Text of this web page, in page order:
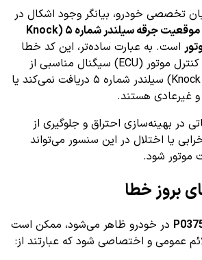
تخصصی خودرو، بیانگر وجود اشکال در
سیستم تشخیص موقعیت جرقه سیلندر شماره ۵ (Knock
است. به عبارت ساده‌تر، این کد خطا
نشان می‌دهد که واحد کنترل موتور (ECU) سیگنال‌ مناسبی از
سنسور ضربه (Knock Sensor) سیلندر شماره ۵ دریافت نمی‌کند یا
غیرعادی هستند.
در بهینه‌سازی احتراق و جلوگیری از
یا اختلال در این سنسور می‌تواند
موتور شود.
بروز خطا
در خودرو ظاهر می‌شود، ممکن است
عمومی و اختصاصی شود که عبارتند از: